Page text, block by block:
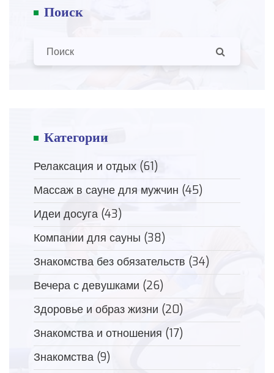
Поиск
Категории
Релаксация и отдых (61)
Массаж в сауне для мужчин (45)
Идеи досуга (43)
Компании для сауны (38)
Знакомства без обязательств (34)
Вечера с девушками (26)
Здоровье и образ жизни (20)
Знакомства и отношения (17)
Знакомства (9)